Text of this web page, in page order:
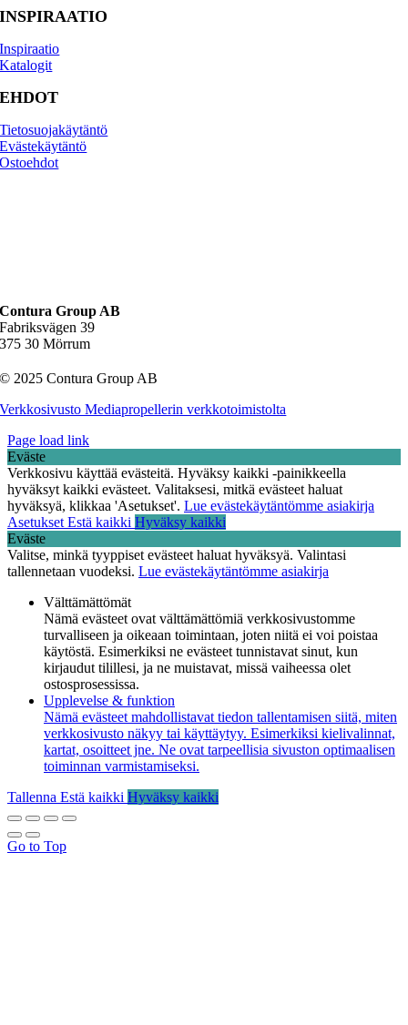
INSPIRAATIO
Inspiraatio
Katalogit
EHDOT
Tietosuojakäytäntö
Evästekäytäntö
Osto­ehdot
Contura Group AB
Fabriksvägen 39
375 30 Mörrum
© 2025 Contura Group AB
Verkkosivusto Mediapropellerin verkkotoimistolta
Page load link
Eväste
Verkkosivu käyttää evästeitä. Hyväksy kaikki -painikkeella
hyväksyt kaikki evästeet. Valitaksesi, mitkä evästeet haluat
hyväksyä, klikkaa 'Asetukset'. Lue evästekäytäntömme asiakirja
Asetukset Estä kaikki Hyväksy kaikki
Eväste
Valitse, minkä tyyppiset evästeet haluat hyväksyä. Valintasi
tallennetaan vuodeksi. Lue evästekäytäntömme asiakirja
Välttämättömät
Nämä evästeet ovat välttämättömiä verkkosivustomme
turvalliseen ja oikeaan toimintaan, joten niitä ei voi poistaa
käytöstä. Esimerkiksi ne evästeet tunnistavat sinut, kun
kirjaudut tilillesi, ja ne muistavat, missä vaiheessa olet
ostosprosessissa.
Upplevelse & funktion
Nämä evästeet mahdollistavat tiedon tallentamisen siitä, miten
verkkosivusto näkyy tai käyttäytyy. Esimerkiksi kielivalinnat,
kartat, osoitteet jne. Ne ovat tarpeellisia sivuston optimaalisen
toiminnan varmistamiseksi.
Tallenna Estä kaikki Hyväksy kaikki
Go to Top